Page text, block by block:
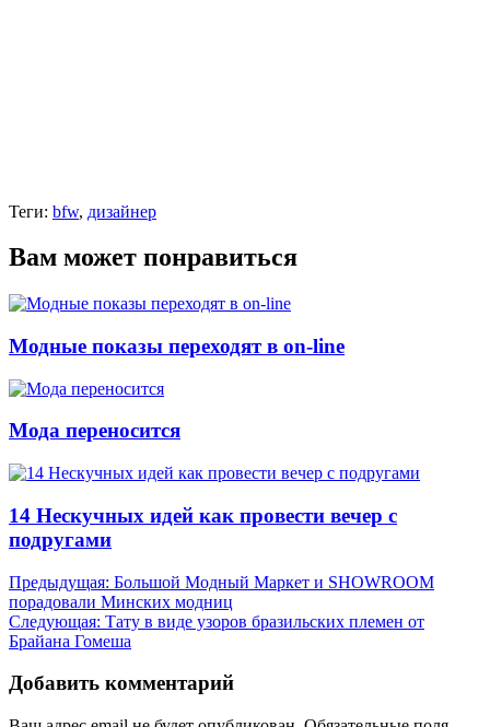
Теги: bfw, дизайнер
Вам может понравиться
Модные показы переходят в on-line
Мода переносится
14 Нескучных идей как провести вечер с
подругами
Навигация
по
записям
Предыдущая: Большой Модный Маркет и SHOWROOM
порадовали Минских модниц
Следующая: Тату в виде узоров бразильских племен от
Брайана Гомеша
Добавить комментарий